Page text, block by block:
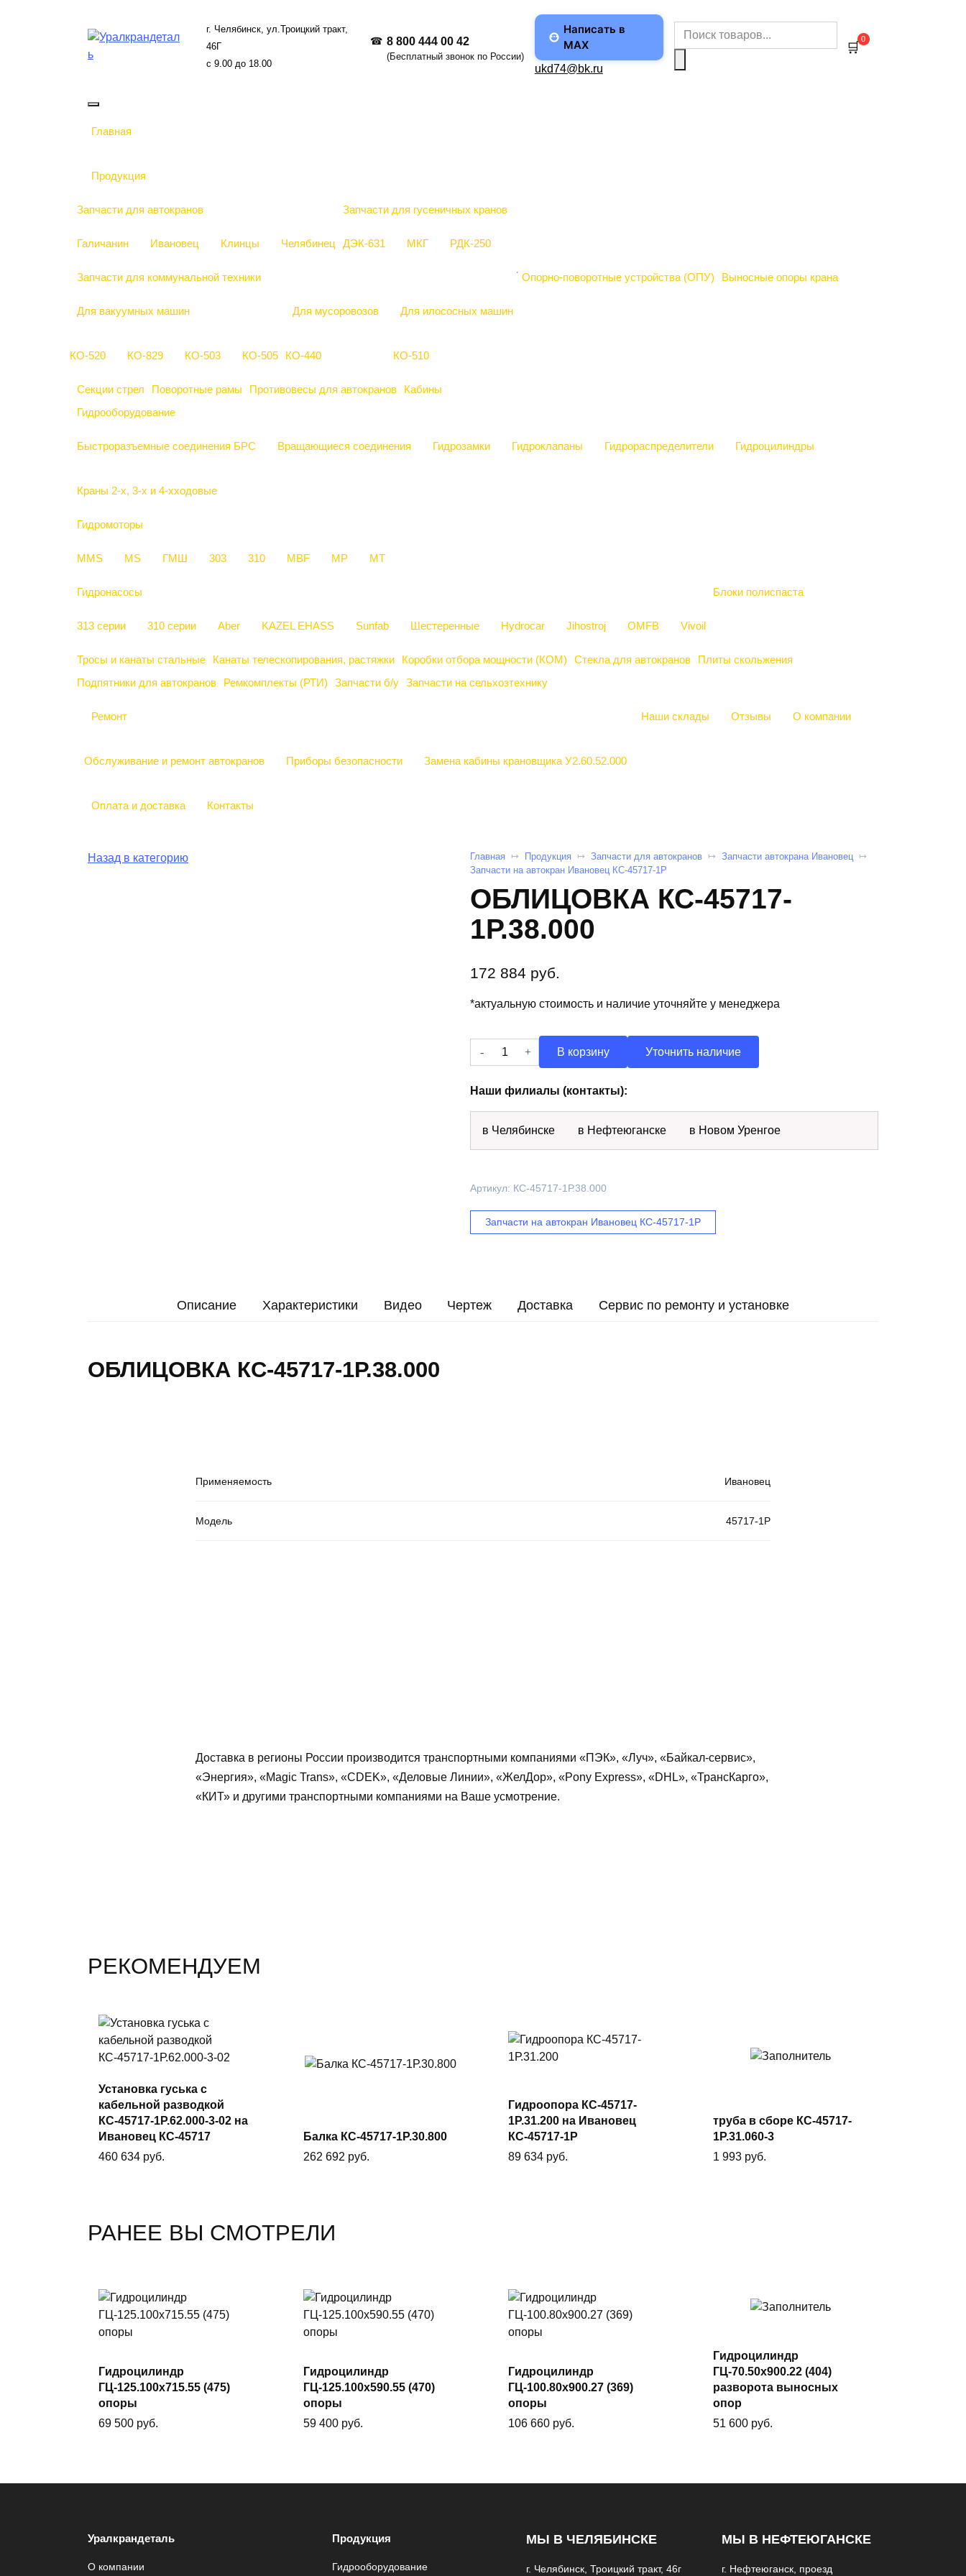
г. Челябинск, ул.Троицкий тракт,
46Г
c 9.00 до 18.00
8 800 444 00 42
(Бесплатный звонок по России)
Написать в
MAX
ukd74@bk.ru
Поиск
товаров
0
Главная
Продукция
Запчасти для автокранов
Галичанин Ивановец Клинцы Челябинец
Запчасти для гусеничных кранов
ДЭК-631 МКГ РДК-250
Запчасти для коммунальной техники
Для вакуумных машин
КО-520 КО-829 КО-503 КО-505
Для мусоровозов
КО-440
Для илососных машин
КО-510
Опорно-поворотные устройства (ОПУ) Выносные опоры крана
Секции стрел Поворотные рамы Противовесы для автокранов
Кабины
Гидрооборудование
Быстроразъемные соединения БРС Вращающиеся соединения Гидрозамки Гидроклапаны Гидрораспределители Гидроцилиндры
Краны 2-х, 3-х и 4-хходовые
Гидромоторы
MMS MS ГМШ 303 310 MBF МР МТ
Гидронасосы
313 серии 310 серии Aber KAZEL EHASS Sunfab Шестеренные Hydrocar Jihostroj OMFB Vivoil
Блоки полиспаста
Тросы и канаты стальные Канаты телескопирования, растяжки Коробки отбора мощности (КОМ) Стекла для автокранов
Плиты скольжения
Подпятники для автокранов
Ремкомплекты (РТИ) Запчасти б/у Запчасти на сельхозтехнику
Ремонт
Обслуживание и ремонт автокранов Приборы безопасности Замена кабины крановщика У2.60.52.000
Наши склады Отзывы О компании
Оплата и доставка Контакты
Назад в категорию Главная Продукция Запчасти для автокранов
Запчасти автокрана Ивановец
Запчасти на автокран Ивановец КС-45717-1P
ОБЛИЦОВКА КС-45717-
1Р.38.000
172 884 руб.
*актуальную стоимость и наличие уточняйте у менеджера
Количество
товара
КС-45717-
1Р.38.000
В корзину Уточнить наличие
Наши филиалы (контакты):
в Челябинске в Нефтеюганске в Новом Уренгое
Артикул: КС-45717-1Р.38.000
Запчасти на автокран Ивановец КС-45717-1P
Описание Характеристики Видео Чертеж Доставка Сервис по ремонту и установке
ОБЛИЦОВКА КС-45717-1Р.38.000
Применяемость Ивановец
Модель 45717-1P
Доставка в регионы России производится транспортными компаниями «ПЭК», «Луч», «Байкал-сервис»,
«Энергия», «Magic Trans», «CDEK», «Деловые Линии», «ЖелДор», «Pony Express», «DHL», «ТрансКарго»,
«КИТ» и другими транспортными компаниями на Ваше усмотрение.
РЕКОМЕНДУЕМ
В корзину
Установка гуська с
кабельной разводкой
КС-45717-1Р.62.000-3-02 на
Ивановец КС-45717
460 634 руб.
Балка КС-45717-1Р.30.800
262 692 руб.
В корзину
Гидроопора КС-45717-
1Р.31.200 на Ивановец
КС-45717-1Р
89 634 руб.
труба в сборе КС-45717-
1Р.31.060-3
1 993 руб.
РАНЕЕ ВЫ СМОТРЕЛИ
В корзину
Гидроцилиндр
ГЦ-125.100х715.55 (475)
опоры
69 500 руб.
В корзину
Гидроцилиндр
ГЦ-125.100х590.55 (470)
опоры
59 400 руб.
В корзину
Гидроцилиндр
ГЦ-100.80х900.27 (369)
опоры
106 660 руб.
корзину
Гидроцилиндр
ГЦ-70.50х900.22 (404)
разворота выносных
опор
51 600 руб.
Уралкрандеталь
О компании
Продукция
Гидрооборудование
МЫ В ЧЕЛЯБИНСКЕ
г. Челябинск, Троицкий тракт, 46г
МЫ В НЕФТЕЮГАНСКЕ
г. Нефтеюганск, проезд